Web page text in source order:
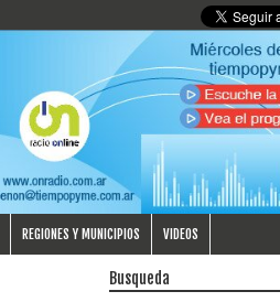
REGIONES Y MUNICIPIOS VIDEOS
Busqueda